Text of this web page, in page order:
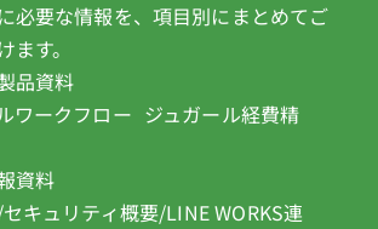
必要な情報を、項目別にまとめてご
ます。
品資料
ワークフロー ジュガール経費精
資料
キュリティ概要/LINE WORKS連